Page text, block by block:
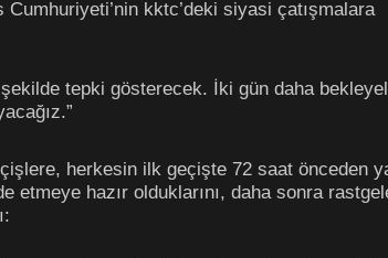
Cumhuriyeti’nin kktc’deki siyasi çatışmalara
tepki gösterecek. İki gün daha
herkesin ilk geçişte 72 saat önceden
hazır olduklarını, daha sonra